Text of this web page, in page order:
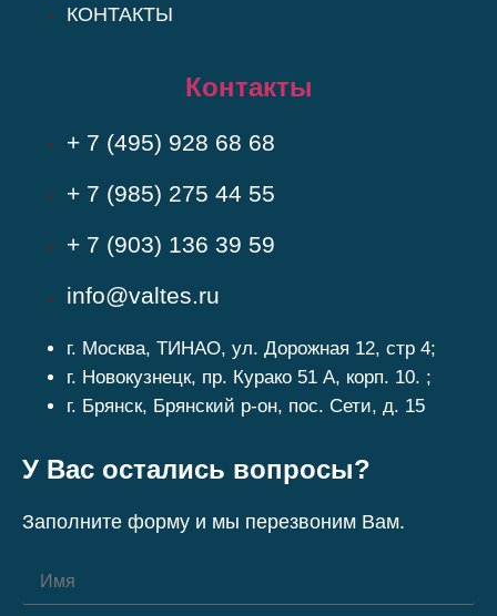
КОНТАКТЫ
Контакты
+ 7 (495) 928 68 68
+ 7 (985) 275 44 55
+ 7 (903) 136 39 59
info@valtes.ru
г. Москва, ТИНАО, ул. Дорожная 12, стр 4;
г. Новокузнецк, пр. Курако 51 А, корп. 10. ;
г. Брянск, Брянский р-он, пос. Сети, д. 15
У Вас остались вопросы?
Заполните форму и мы перезвоним Вам.